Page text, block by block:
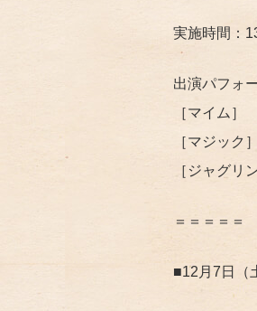
実施時間：
出演パフォ
［マイム
［マジッ
［ジャグリ
＝＝＝＝＝
■12月7日（